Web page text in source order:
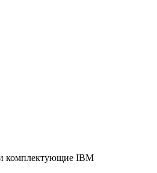
комплектующие IBM